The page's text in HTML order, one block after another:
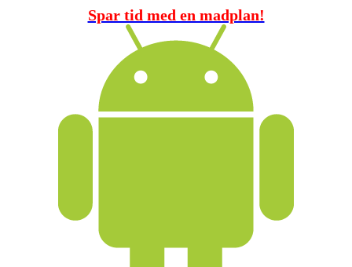
Spar tid med en madplan!